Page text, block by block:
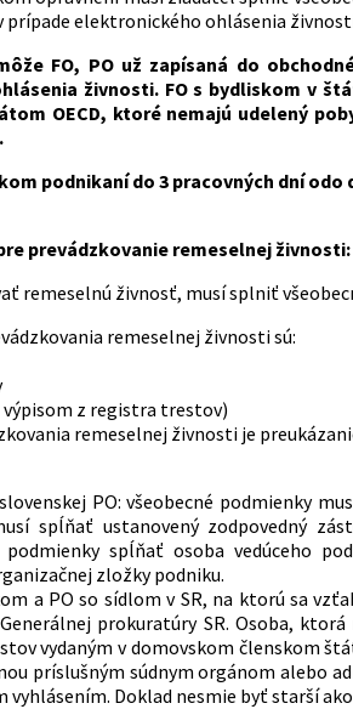
prípade elektronického ohlásenia
FO, PO už zapísaná do
živnosti. FO s bydliskom v
OECD, ktoré nemajú udelený
podnikaní do 3 pracovných dní
prevádzkovanie remeselnej živnosti:
remeselnú živnosť, musí splniť
remeselnej živnosti sú:
z registra trestov)
remeselnej živnosti je
PO: všeobecné podmienky
spĺňať ustanovený zodpovedný
podmienky spĺňať osoba vedúceho
zložky podniku.
a PO so sídlom v SR, na ktorú sa
prokuratúry SR. Osoba,
vydaným v domovskom členskom
príslušným súdnym orgánom alebo
vyhlásením. Doklad nesmie byť starší